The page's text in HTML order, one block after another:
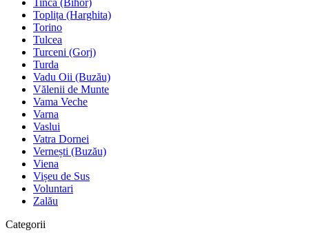
Tinca (Bihor)
Toplița (Harghita)
Torino
Tulcea
Turceni (Gorj)
Turda
Vadu Oii (Buzău)
Vălenii de Munte
Vama Veche
Varna
Vaslui
Vatra Dornei
Vernești (Buzău)
Viena
Vișeu de Sus
Voluntari
Zalău
Categorii